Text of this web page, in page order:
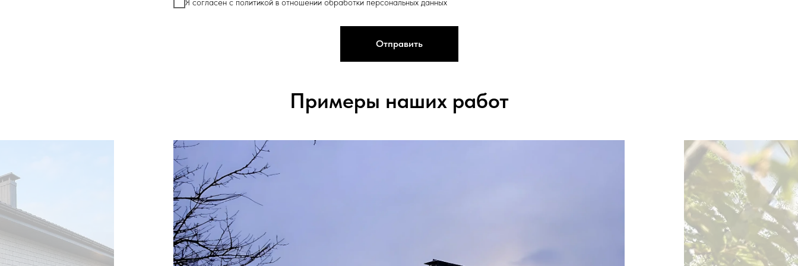
Я согласен с политикой в отношении обработки персональных данных
Отправить
Примеры наших работ